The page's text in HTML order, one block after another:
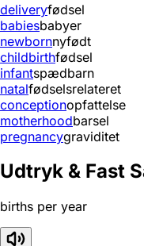
deliveryfødsel
babiesbabyer
newbornnyfødt
childbirthfødsel
infantspædbarn
natalfødselsrelateret
conceptionopfattelse
motherhoodbarsel
pregnancygraviditet
Udtryk & Fast
births per year